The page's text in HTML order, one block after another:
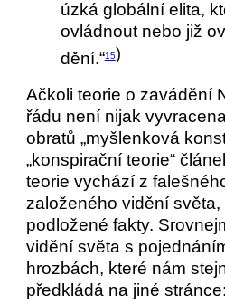
úzká globální elita,
ovládnout nebo již
dění.“15)
Ačkoli teorie o zavádění
řádu není nijak
obratů „myšlenková
„konspirační teorie“
teorie vychází z
založeného vidění
podložené fakty.
vidění světa s
hrozbách, které nám
předkládá na jiné stránce: